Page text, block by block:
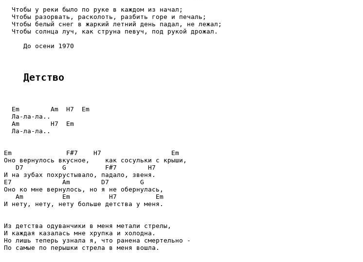
  Чтобы у реки было по руке в каждом из начал;
  Чтобы разорвать, расколоть, разбить горе и печаль;
  Чтобы белый снег в жаркий летний день падал, не лежал;
  Чтобы солнца луч, как струна певуч, под рукой дрожал.
     До осени 1970
Детство
  Em        Am  H7  Em
  Ла-ла-ла..
  Am        H7  Em
  Ла-ла-ла..
Em              F#7    H7                  Em
Оно вернулось вкусное,    как сосульки с крыши,
   D7          G          F#7        H7
И на зубах похрустывало, падало, звеня.
E7             Am        D7        G
Оно ко мне вернулось, но я не обернулась,
   Am          Em          H7          Em
И нету, нету, нету больше детства у меня.
Из детства одуванчики в меня метали стрелы,
И каждая казалась мне хрупка и холодна.
Но лишь теперь узнала я, что ранена смертельно -
По самые по перышки стрела в меня вошла.